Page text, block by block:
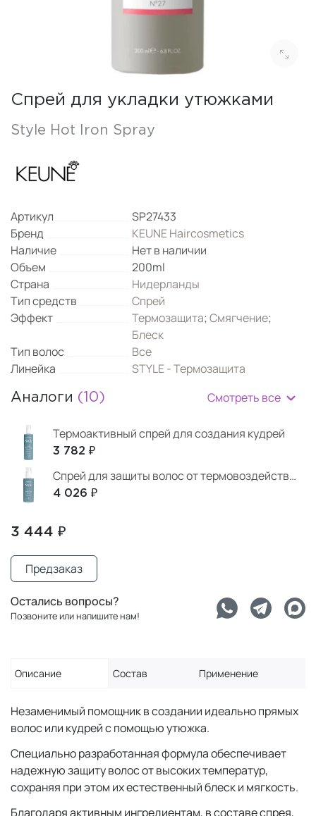
Спрей для укладки утюжками
Style Hot Iron Spray
Артикул
SP27433
Бренд
KEUNE Haircosmetics
Наличие
Нет в наличии
Объем
200ml
Страна
Нидерланды
Тип средств
Спрей
Эффект
Термозащита;Смягчение;
Блеск
Тип волос
Все
Линейка
STYLE - Термозащита
Аналоги (10) Смотреть все
Термоактивный спрей для создания кудрей
3 782 ₽
Спрей для защиты волос от термовоздействия
4 026 ₽
3 444 ₽
Предзаказ
Остались вопросы?
Позвоните или напишите нам!
Описание Состав Применение
Незаменимый помощник в создании идеально прямых
волос или кудрей с помощью утюжка.
Специально разработанная формула обеспечивает
надежную защиту волос от высоких температур,
сохраняя при этом их естественный блеск и мягкость.
Благодаря активным ингредиентам, в составе спрея,